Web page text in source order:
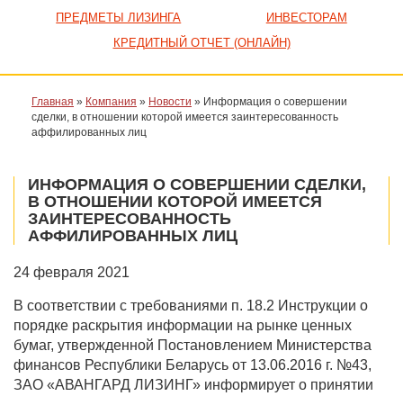
ПРЕДМЕТЫ ЛИЗИНГА
ИНВЕСТОРАМ
КРЕДИТНЫЙ ОТЧЕТ (ОНЛАЙН)
Главная » Компания » Новости » Информация о совершении
сделки, в отношении которой имеется заинтересованность
аффилированных лиц
ИНФОРМАЦИЯ О СОВЕРШЕНИИ СДЕЛКИ,
В ОТНОШЕНИИ КОТОРОЙ ИМЕЕТСЯ
ЗАИНТЕРЕСОВАННОСТЬ
АФФИЛИРОВАННЫХ ЛИЦ
24 февраля 2021
В соответствии с требованиями п. 18.2 Инструкции о
порядке раскрытия информации на рынке ценных
бумаг, утвержденной Постановлением Министерства
финансов Республики Беларусь от 13.06.2016 г. №43,
ЗАО «АВАНГАРД ЛИЗИНГ» информирует о принятии